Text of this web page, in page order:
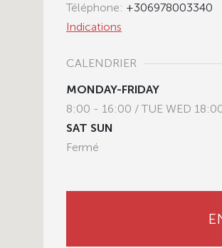
Téléphone: +306978003340
Indications
CALENDRIER
MONDAY-FRIDAY
8:00 - 16:00 / TUE WED
SAT SUN
Fermé